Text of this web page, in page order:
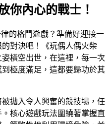
你內心的戰士！
的格鬥遊戲？準備好迎接一
對決吧！《玩偶人偶火柴
橫空出世，在這裡，每一次
極度滿足，這都要歸功於其
拋入令人興奮的競技場，任
核心遊戲玩法圍繞著掌握直